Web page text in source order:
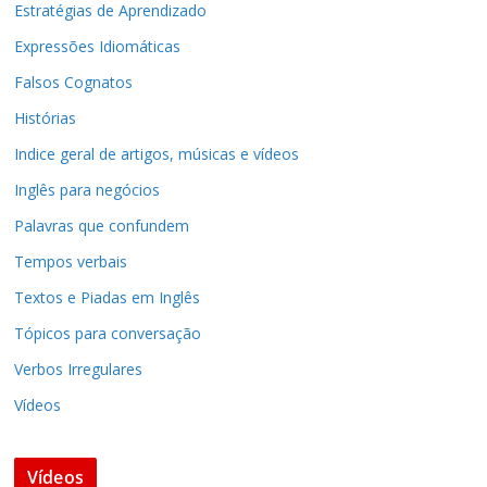
Estratégias de Aprendizado
Expressões Idiomáticas
Falsos Cognatos
Histórias
Indice geral de artigos, músicas e vídeos
Inglês para negócios
Palavras que confundem
Tempos verbais
Textos e Piadas em Inglês
Tópicos para conversação
Verbos Irregulares
Vídeos
Vídeos